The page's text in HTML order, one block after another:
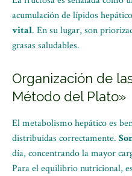
acumulación de lípidos
vital. En su lugar, son
grasas saludables.
Organización de
Método del Plato»
El metabolismo hepático es
distribuidas correctamente.
día, concentrando la mayor
Para el equilibrio nutricional,